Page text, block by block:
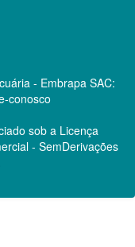
- Embrapa SAC:
conosco
sob a Licença
- SemDerivações